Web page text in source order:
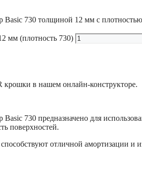
Basic 730 толщиной 12 мм с
мм (плотность 730)
крошки в нашем онлайн-конструкторе.
Basic 730 предназначено для
поверхностей.
отличной амортизации и